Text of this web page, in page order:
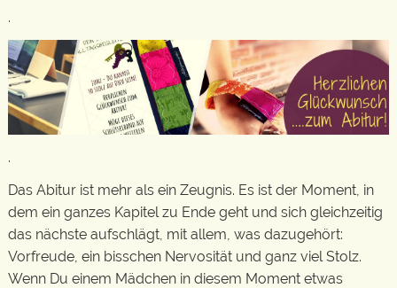
.
.
Das Abitur ist mehr als ein Zeugnis. Es ist der Moment, in
dem ein ganzes Kapitel zu Ende geht und sich gleichzeitig
das nächste aufschlägt, mit allem, was dazugehört:
Vorfreude, ein bisschen Nervosität und ganz viel Stolz.
Wenn Du einem Mädchen in diesem Moment etwas